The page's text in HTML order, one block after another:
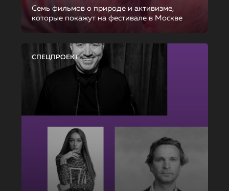
Семь фильмов о природе и активизме,
которые покажут на фестивале в Москве
СПЕЦПРОЕКТ